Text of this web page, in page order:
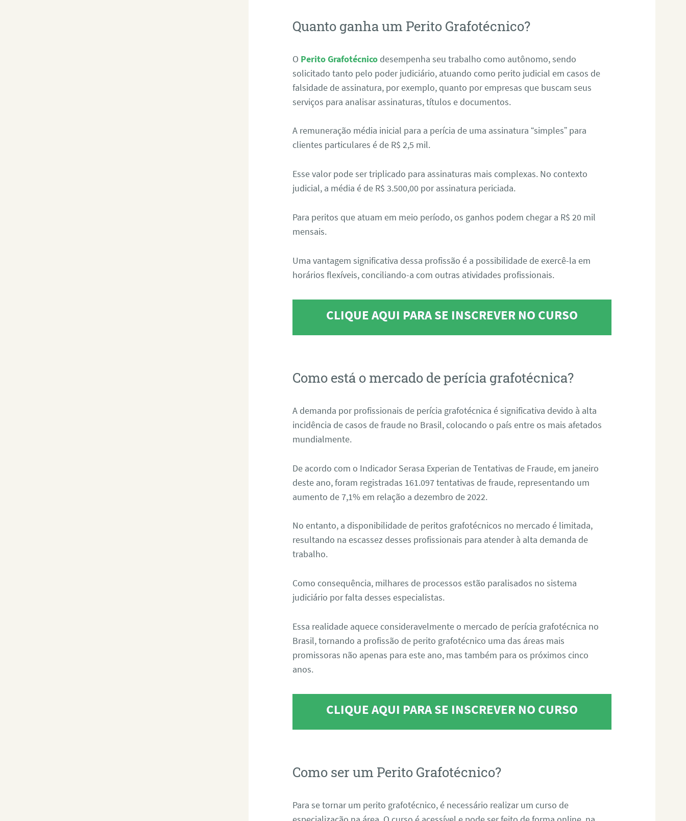
Quanto ganha um Perito Grafotécnico?
O Perito Grafotécnico desempenha seu trabalho como autônomo, sendo
solicitado tanto pelo poder judiciário, atuando como perito judicial em casos de
falsidade de assinatura, por exemplo, quanto por empresas que buscam seus
serviços para analisar assinaturas, títulos e documentos.
A remuneração média inicial para a perícia de uma assinatura “simples” para
clientes particulares é de R$ 2,5 mil.
Esse valor pode ser triplicado para assinaturas mais complexas. No contexto
judicial, a média é de R$ 3.500,00 por assinatura periciada.
Para peritos que atuam em meio período, os ganhos podem chegar a R$ 20 mil
mensais.
Uma vantagem significativa dessa profissão é a possibilidade de exercê-la em
horários flexíveis, conciliando-a com outras atividades profissionais.
CLIQUE AQUI PARA SE INSCREVER NO CURSO
Como está o mercado de perícia grafotécnica?
A demanda por profissionais de perícia grafotécnica é significativa devido à alta
incidência de casos de fraude no Brasil, colocando o país entre os mais afetados
mundialmente.
De acordo com o Indicador Serasa Experian de Tentativas de Fraude, em janeiro
deste ano, foram registradas 161.097 tentativas de fraude, representando um
aumento de 7,1% em relação a dezembro de 2022.
No entanto, a disponibilidade de peritos grafotécnicos no mercado é limitada,
resultando na escassez desses profissionais para atender à alta demanda de
trabalho.
Como consequência, milhares de processos estão paralisados no sistema
judiciário por falta desses especialistas.
Essa realidade aquece consideravelmente o mercado de perícia grafotécnica no
Brasil, tornando a profissão de perito grafotécnico uma das áreas mais
promissoras não apenas para este ano, mas também para os próximos cinco
anos.
CLIQUE AQUI PARA SE INSCREVER NO CURSO
Como ser um Perito Grafotécnico?
Para se tornar um perito grafotécnico, é necessário realizar um curso de